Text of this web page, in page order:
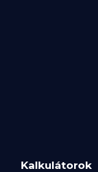
Kalkulátorok